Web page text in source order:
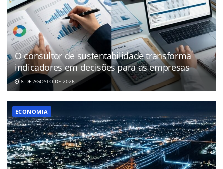
O consultor de sustentabilidade transforma
indicadores em decisões para as empresas
8 DE AGOSTO DE 2026
ECONOMIA